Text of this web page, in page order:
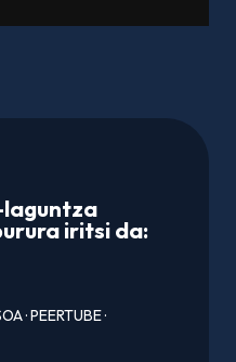
iritsi da:
·PEERTUBE·